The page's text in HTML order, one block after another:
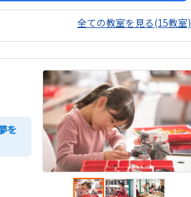
全ての教室を見る(15教室)
を